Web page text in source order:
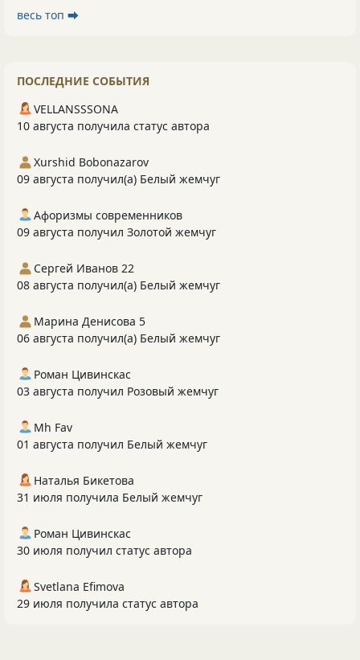
весь топ ⮕
ПОСЛЕДНИЕ СОБЫТИЯ
VELLANSSSONA
10 августа получила статус автора
Xurshid Bobonazarov
09 августа получил(а) Белый жемчуг
Афоризмы современников
09 августа получил Золотой жемчуг
Сергей Иванов 22
08 августа получил(а) Белый жемчуг
Марина Денисова 5
06 августа получил(а) Белый жемчуг
Роман Цивинскас
03 августа получил Розовый жемчуг
Mh Fav
01 августа получил Белый жемчуг
Наталья Бикетова
31 июля получила Белый жемчуг
Роман Цивинскас
30 июля получил статус автора
Svetlana Efimova
29 июля получила статус автора